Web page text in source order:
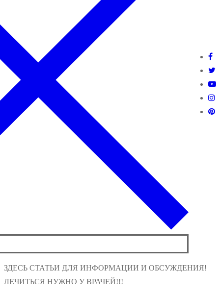
ЗДЕСЬ СТАТЬИ ДЛЯ ИНФОРМАЦИИ И ОБСУЖДЕНИЯ!
ЛЕЧИТЬСЯ НУЖНО У ВРАЧЕЙ!!!